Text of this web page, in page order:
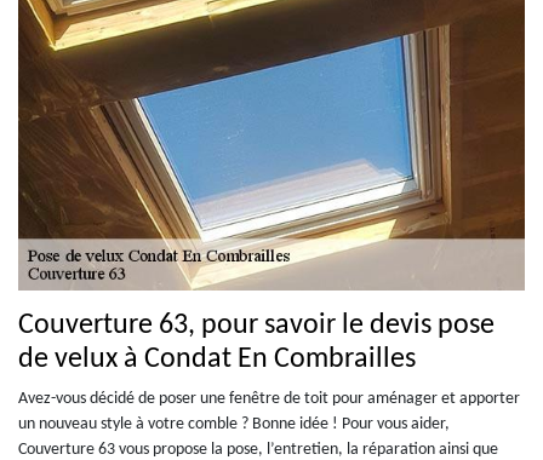
Couverture 63, pour savoir le devis pose
de velux à Condat En Combrailles
Avez-vous décidé de poser une fenêtre de toit pour aménager et apporter
un nouveau style à votre comble ? Bonne idée ! Pour vous aider,
Couverture 63 vous propose la pose, l’entretien, la réparation ainsi que